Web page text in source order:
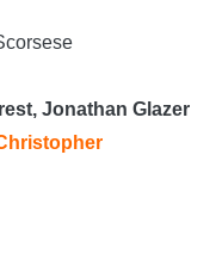
Jonathan Glazer